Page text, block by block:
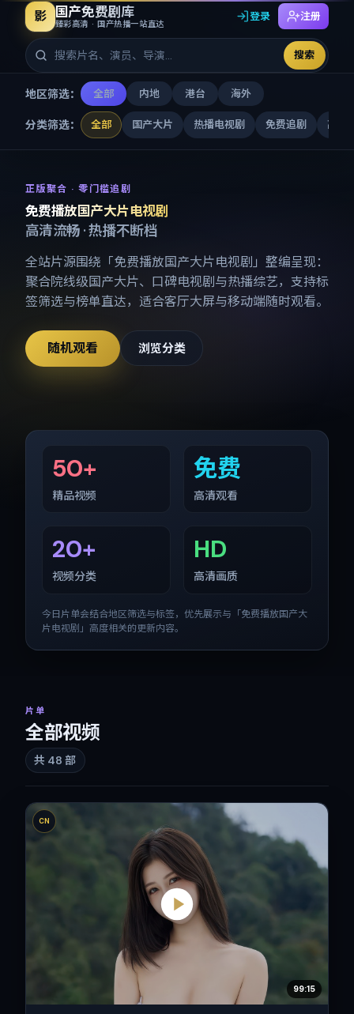
影 国产免费剧库
臻彩高清 · 国产热播一站直达
搜索
登录 注册
地区筛选： 全部 内地 港台 海外
分类筛选： 全部 国产大片 热播电视剧 免费追剧 高清
正版聚合 · 零门槛追剧
免费播放国产大片电视剧
高清流畅 · 热播不断档
全站片源围绕「免费播放国产大片电视剧 」整编呈现：
聚合院线级国产大片、口碑电视剧与热播综艺，支持标
签筛选与榜单直达，适合客厅大屏与移动端随时观看。
随机观看 浏览分类
50+
精品视频
免费
高清观看
20+
视频分类
HD
高清画质
今日片单会结合地区筛选与标签，优先展示与「免费播放国产大
片电视剧 」高度相关的更新内容。
片单
全部视频
共 48 部
CN
99:15